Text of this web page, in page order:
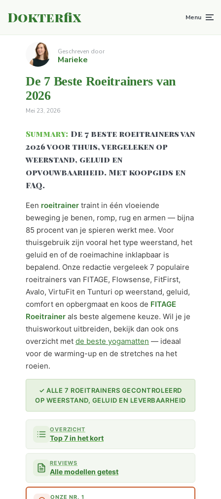
Dokterfix Menu
Geschreven door
Marieke
De 7 Beste Roeitrainers van
2026
Mei 23, 2026
Summary: De 7 beste roeitrainers van
2026 voor thuis, vergeleken op
weerstand, geluid en
opvouwbaarheid. Met koopgids en
FAQ.
Een roeitrainer traint in één vloeiende
beweging je benen, romp, rug en armen — bijna
85 procent van je spieren werkt mee. Voor
thuisgebruik zijn vooral het type weerstand, het
geluid en of de roeimachine inklapbaar is
bepalend. Onze redactie vergeleek 7 populaire
roeitrainers van FITAGE, Flowsense, FitFirst,
Avalo, VirtuFit en Tunturi op weerstand, geluid,
comfort en opbergmaat en koos de FITAGE
Roeitrainer als beste algemene keuze. Wil je je
thuisworkout uitbreiden, bekijk dan ook ons
overzicht met de beste yogamatten — ideaal
voor de warming-up en de stretches na het
roeien.
✓ ALLE 7 ROEITRAINERS GECONTROLEERD
OP WEERSTAND, GELUID EN LEVERBAARHEID
OVERZICHT
Top 7 in het kort
REVIEWS
Alle modellen getest
ONZE NR. 1